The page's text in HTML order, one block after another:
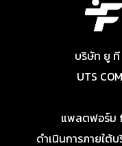
บริษัท ยู
UTS
แพลตฟอร์ม
ดำเนินการภายใต้